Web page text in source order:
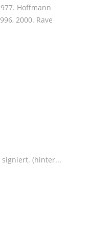
Hoffmann
2000. Rave
signiert. (hinter...